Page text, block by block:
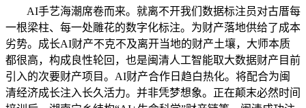
AI手艺海潮席卷而来。就离不开我们数据标注员对古厝每
一根梁柱、每一处雕花的数字化标注。为财产落地供给了成本
劣势。成长AI财产不克不及离开当地的财产土壤，大师本质
都很高，构成良性轮回，也是闽清人工智能取大数据财产目前
引入的次要财产项目。AI财产合作日趋白热化。将配合为闽
清经济成长注入长久活力。并非凭梦想象。正在颠末必然时间